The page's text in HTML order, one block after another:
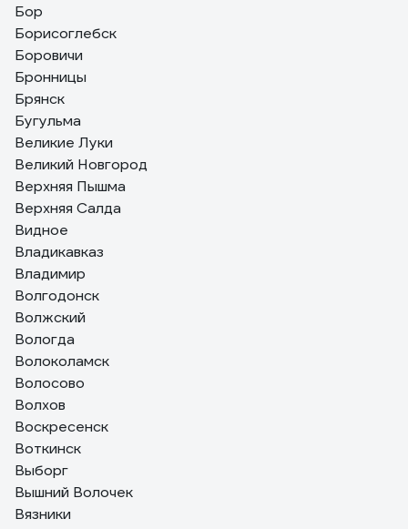
Бор
Борисоглебск
Боровичи
Бронницы
Брянск
Бугульма
Великие Луки
Великий Новгород
Верхняя Пышма
Верхняя Салда
Видное
Владикавказ
Владимир
Волгодонск
Волжский
Вологда
Волоколамск
Волосово
Волхов
Воскресенск
Воткинск
Выборг
Вышний Волочек
Вязники